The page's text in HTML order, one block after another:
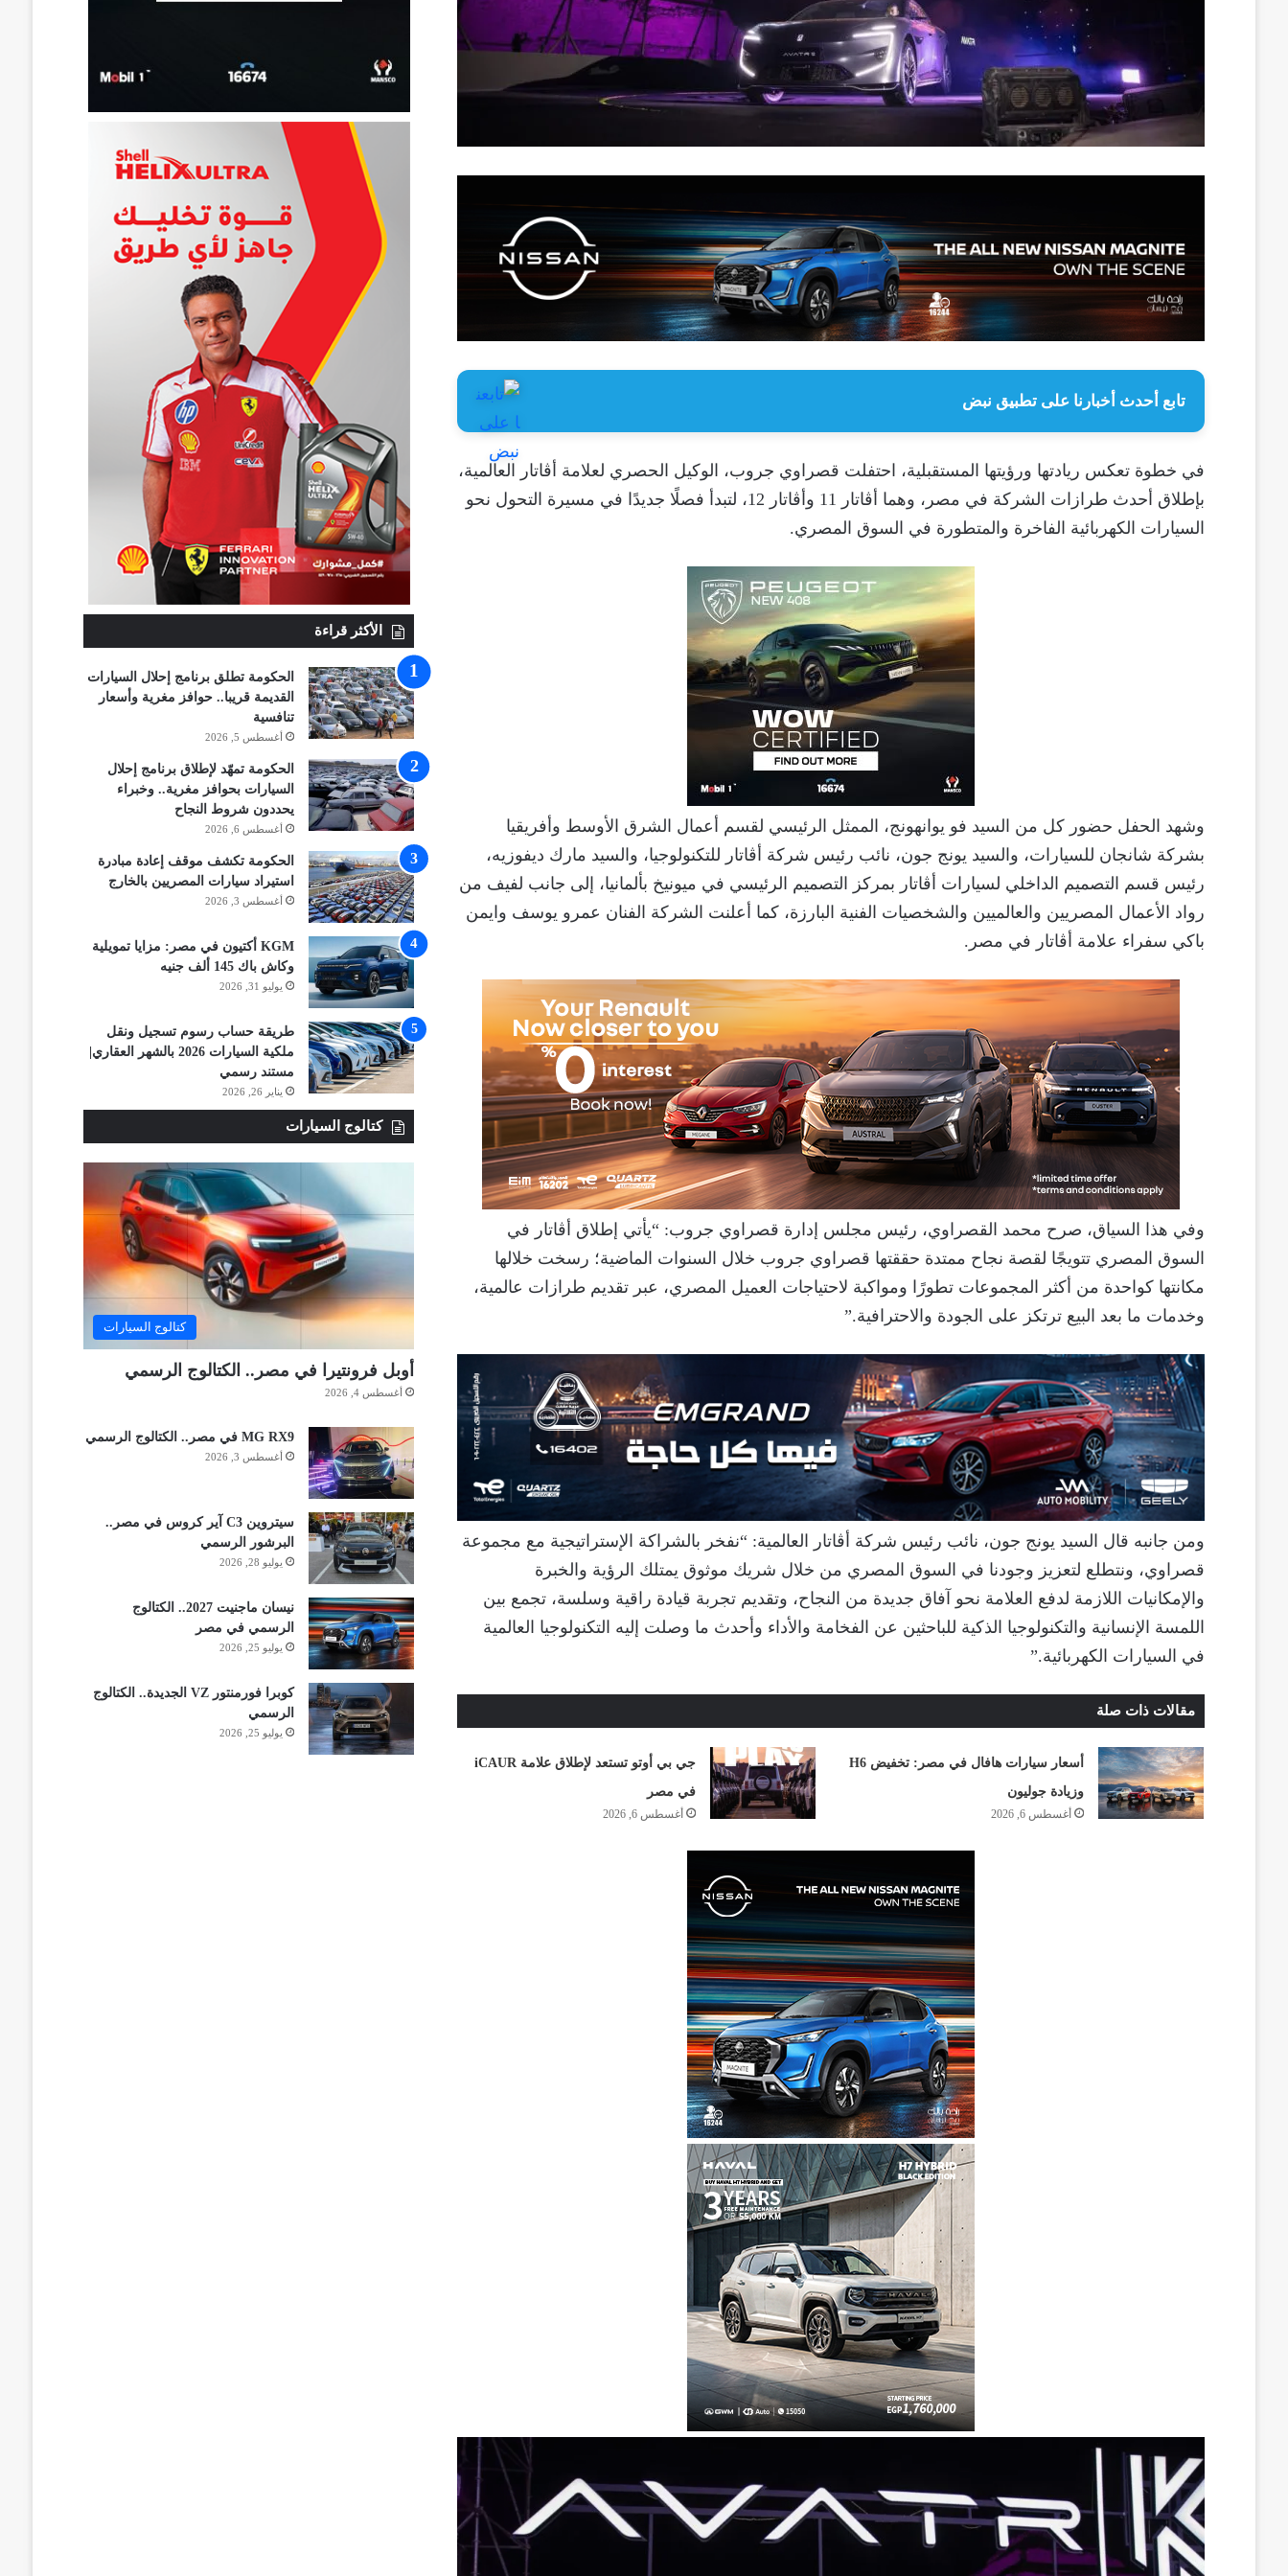
تابع أحدث أخبارنا على تطبيق نبض
في خطوة تعكس ريادتها ورؤيتها المستقبلية، احتفلت قصراوي جروب، الوكيل الحصري لعلامة أڤاتار العالمية،
بإطلاق أحدث طرازات الشركة في مصر، وهما أڤاتار 11 وأڤاتار 12، لتبدأ فصلًا جديدًا في مسيرة التحول نحو
السيارات الكهربائية الفاخرة والمتطورة في السوق المصري.
وشهد الحفل حضور كل من السيد فو يوانهونج، الممثل الرئيسي لقسم أعمال الشرق الأوسط وأفريقيا
بشركة شانجان للسيارات، والسيد يونج جون، نائب رئيس شركة أڤاتار للتكنولوجيا، والسيد مارك ديفوزيه،
رئيس قسم التصميم الداخلي لسيارات أڤاتار بمركز التصميم الرئيسي في ميونيخ بألمانيا، إلى جانب لفيف من
رواد الأعمال المصريين والعالميين والشخصيات الفنية البارزة، كما أعلنت الشركة الفنان عمرو يوسف وايمن
باكي سفراء علامة أڤاتار في مصر.
وفي هذا السياق، صرح محمد القصراوي، رئيس مجلس إدارة قصراوي جروب: “يأتي إطلاق أڤاتار في
السوق المصري تتويجًا لقصة نجاح ممتدة حققتها قصراوي جروب خلال السنوات الماضية؛ رسخت خلالها
مكانتها كواحدة من أكثر المجموعات تطورًا ومواكبة لاحتياجات العميل المصري، عبر تقديم طرازات عالمية،
وخدمات ما بعد البيع ترتكز على الجودة والاحترافية.”
ومن جانبه قال السيد يونج جون، نائب رئيس شركة أڤاتار العالمية: “نفخر بالشراكة الإستراتيجية مع مجموعة
قصراوي، ونتطلع لتعزيز وجودنا في السوق المصري من خلال شريك موثوق يمتلك الرؤية والخبرة
والإمكانيات اللازمة لدفع العلامة نحو آفاق جديدة من النجاح، وتقديم تجربة قيادة راقية وسلسة، تجمع بين
اللمسة الإنسانية والتكنولوجيا الذكية للباحثين عن الفخامة والأداء وأحدث ما وصلت إليه التكنولوجيا العالمية
في السيارات الكهربائية.”
مقالات ذات صلة
أسعار سيارات هافال في مصر: تخفيض H6
وزيادة جوليون
أغسطس 6, 2026
جي بي أوتو تستعد لإطلاق علامة iCAUR
في مصر
أغسطس 6, 2026
الأكثر قراءة
الحكومة تطلق برنامج إحلال السيارات
القديمة قريبا.. حوافز مغرية وأسعار
تنافسية
أغسطس 5, 2026
الحكومة تمهّد لإطلاق برنامج إحلال
السيارات بحوافز مغرية.. وخبراء
يحددون شروط النجاح
أغسطس 6, 2026
الحكومة تكشف موقف إعادة مبادرة
استيراد سيارات المصريين بالخارج
أغسطس 3, 2026
KGM أكتيون في مصر: مزايا تمويلية
وكاش باك 145 ألف جنيه
يوليو 31, 2026
طريقة حساب رسوم تسجيل ونقل
ملكية السيارات 2026 بالشهر العقاري|
مستند رسمي
يناير 26, 2026
كتالوج السيارات
كتالوج السيارات
أوبل فرونتيرا في مصر.. الكتالوج الرسمي
أغسطس 4, 2026
MG RX9 في مصر.. الكتالوج الرسمي
أغسطس 3, 2026
سيتروين C3 آير كروس في مصر..
البرشور الرسمي
يوليو 28, 2026
نيسان ماجنيت 2027.. الكتالوج
الرسمي في مصر
يوليو 25, 2026
كوبرا فورمنتور VZ الجديدة.. الكتالوج
الرسمي
يوليو 25, 2026